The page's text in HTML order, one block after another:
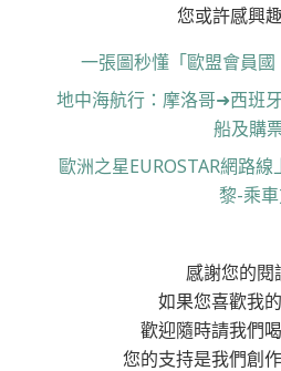
您或許感興
一張圖秒懂「歐盟會員國
地中海航行：摩洛哥➜西班
船及購
歐洲之星EUROSTAR網路
黎-乘
感謝您的閱
如果您喜歡我
歡迎隨時請我們
您的支持是我們創